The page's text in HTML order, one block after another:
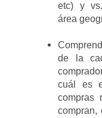
etc) y
área
de la
cuál es
compras
compran,